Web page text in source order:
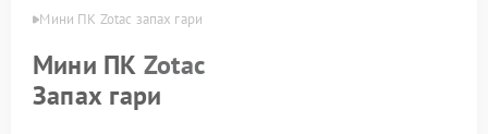
Мини ПК Zotac запах гари
Мини ПК Zotac
Запах гари